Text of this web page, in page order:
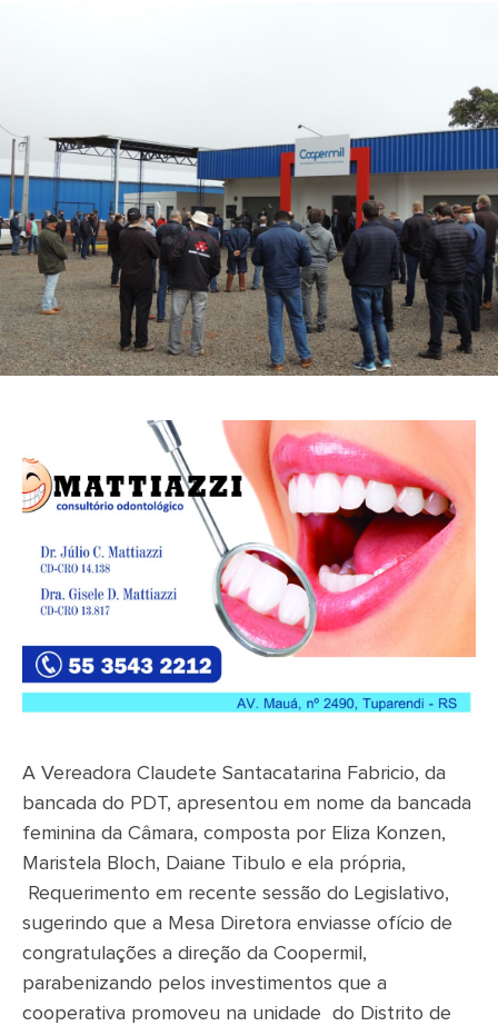
A Vereadora Claudete Santacatarina Fabricio, da
bancada do PDT, apresentou em nome da bancada
feminina da Câmara, composta por Eliza Konzen,
Maristela Bloch, Daiane Tibulo e ela própria,
Requerimento em recente sessão do Legislativo,
sugerindo que a Mesa Diretora enviasse ofício de
congratulações a direção da Coopermil,
parabenizando pelos investimentos que a
cooperativa promoveu na unidade do Distrito de